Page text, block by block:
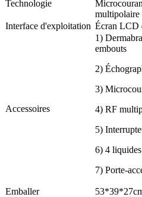
Technologie
multipolaire
Interface d'exploitation Écran LCD
Accessoires
1)
embouts
2)
3)
4) RF
5)
6) 4
7) Porte-
Emballer